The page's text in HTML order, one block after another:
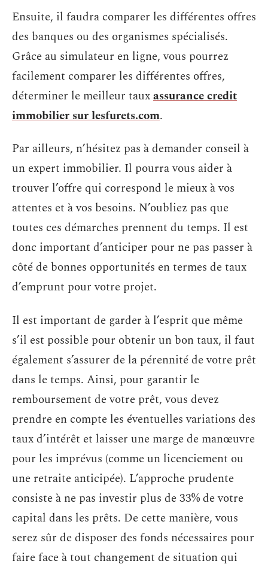
Ensuite, il faudra comparer les différentes offres
des banques ou des organismes spécialisés.
Grâce au simulateur en ligne, vous pourrez
facilement comparer les différentes offres,
déterminer le meilleur tauxassurance credit
immobilier sur lesfurets.com.
Par ailleurs, n’hésitez pas à demander conseil à
un expert immobilier. Il pourra vous aider à
trouver l’offre qui correspond le mieux à vos
attentes et à vos besoins. N’oubliez pas que
toutes ces démarches prennent du temps. Il est
donc important d’anticiper pour ne pas passer à
côté de bonnes opportunités en termes de taux
d’emprunt pour votre projet.
Il est important de garder à l’esprit que même
s’il est possible pour obtenir un bon taux, il faut
également s’assurer de la pérennité de votre prêt
dans le temps. Ainsi, pour garantir le
remboursement de votre prêt, vous devez
prendre en compte les éventuelles variations des
taux d’intérêt et laisser une marge de manœuvre
pour les imprévus (comme un licenciement ou
une retraite anticipée). L’approche prudente
consiste à ne pas investir plus de 33% de votre
capital dans les prêts. De cette manière, vous
serez sûr de disposer des fonds nécessaires pour
faire face à tout changement de situation qui